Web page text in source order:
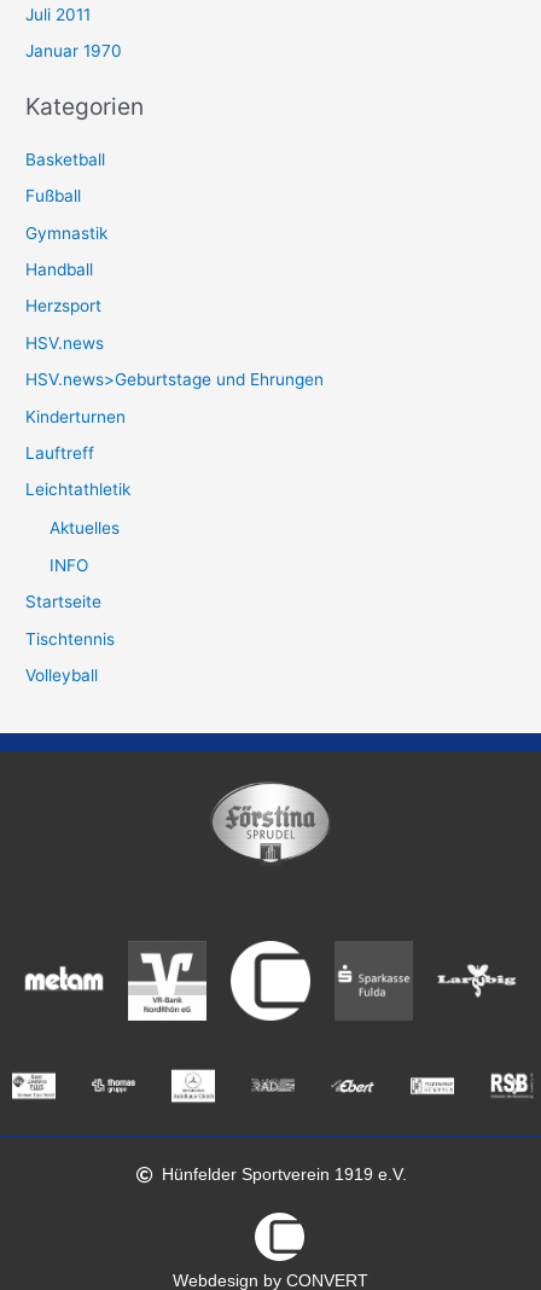
Juli 2011
Januar 1970
Kategorien
Basketball
Fußball
Gymnastik
Handball
Herzsport
HSV.news
HSV.news>Geburtstage und Ehrungen
Kinderturnen
Lauftreff
Leichtathletik
Aktuelles
INFO
Startseite
Tischtennis
Volleyball
Hünfelder Sportverein 1919 e.V.
Webdesign by CONVERT